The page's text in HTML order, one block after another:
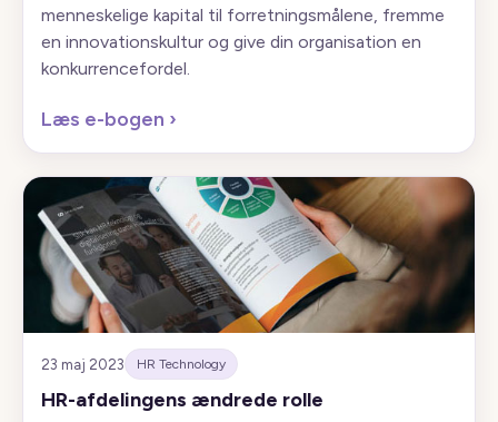
menneskelige kapital til forretningsmålene, fremme
en innovationskultur og give din organisation en
konkurrencefordel.
Læs e-bogen ›
23 maj 2023 HR Technology
HR-afdelingens ændrede rolle